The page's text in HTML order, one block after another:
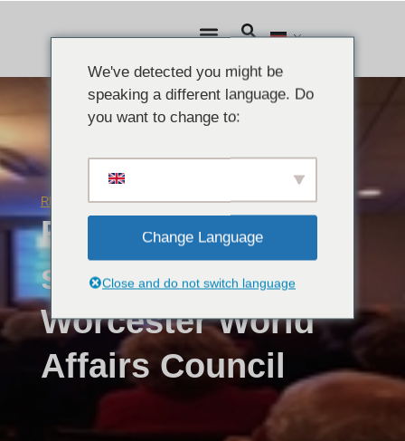
REDEN ,VIDEOS April 13, 2016
Ribal Al-Assad
spricht vor dem
Worcester World
Affairs Council
We've detected you might be
speaking a different language. Do
you want to change to:
Change Language
Close and do not switch language